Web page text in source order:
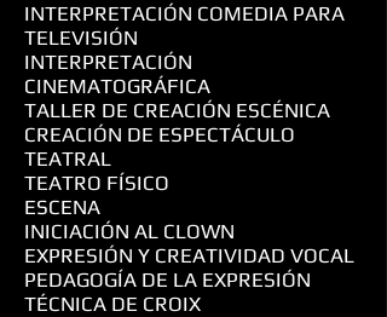
INTERPRETACIÓN COMEDIA PARA
TELEVISIÓN
INTERPRETACIÓN
CINEMATOGRÁFICA
TALLER DE CREACIÓN ESCÉNICA
CREACIÓN DE ESPECTÁCULO
TEATRAL
TEATRO FÍSICO
ESCENA
INICIACIÓN AL CLOWN
EXPRESIÓN Y CREATIVIDAD VOCAL
PEDAGOGÍA DE LA EXPRESIÓN
TÉCNICA DE CROIX